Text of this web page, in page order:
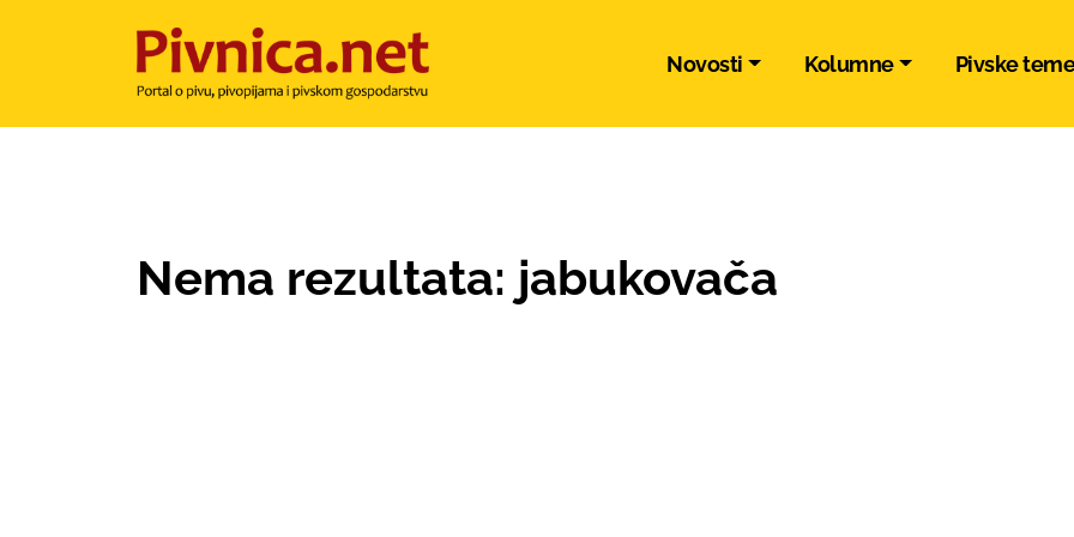
Novosti Kolumne Pivske
Nema rezultata: jabukovača